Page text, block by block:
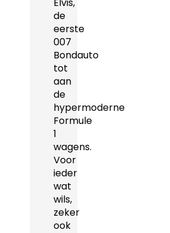
de
eerste
007
Bondauto
tot
aan
de
hypermoderne
Formule
1
wagens.
Voor
ieder
wat
wils,
zeker
ook